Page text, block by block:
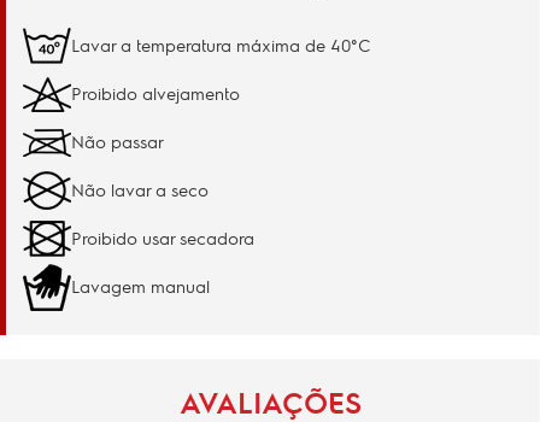
Lavar a temperatura máxima de 40°C
Proibido alvejamento
Não passar
Não lavar a seco
Proibido usar secadora
Lavagem manual
AVALIAÇÕES